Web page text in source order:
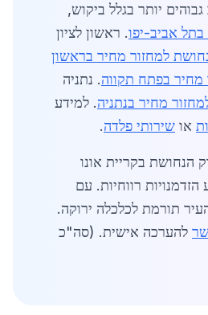
יותר בגלל ביקוש,
אביב-יפו. ראשון לציון
למחזור מחיר בראשון
מחיר בפתח תקווה. נתניה
מחיר בנתניה. למידע
או שירותי פלדה.
הנחושת בקריית אונו
הזדמנויות רווחיות. עם
תורמת לכלכלה ירוקה.
להערכה אישית. (סה"כ